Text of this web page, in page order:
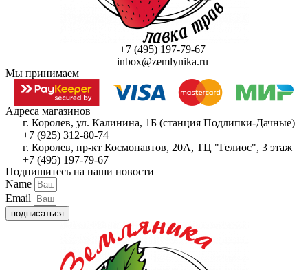
+7 (495) 197-79-67
inbox@zemlynika.ru
Мы принимаем
Адреса магазинов
г. Королев, ул. Калинина, 1Б (станция Подлипки-Дачные)
+7 (925) 312-80-74
г. Королев, пр-кт Космонавтов, 20А, ТЦ "Гелиос", 3 этаж
+7 (495) 197-79-67
Подпишитесь на наши новости
Name
Email
подписаться